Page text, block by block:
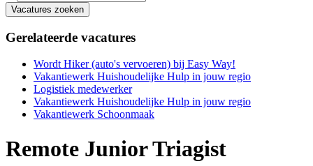
Vacatures zoeken
Gerelateerde vacatures
Wordt Hiker (auto's vervoeren) bij Easy Way!
Vakantiewerk Huishoudelijke Hulp in jouw regio
Logistiek medewerker
Vakantiewerk Huishoudelijke Hulp in jouw regio
Vakantiewerk Schoonmaak
Remote Junior Triagist